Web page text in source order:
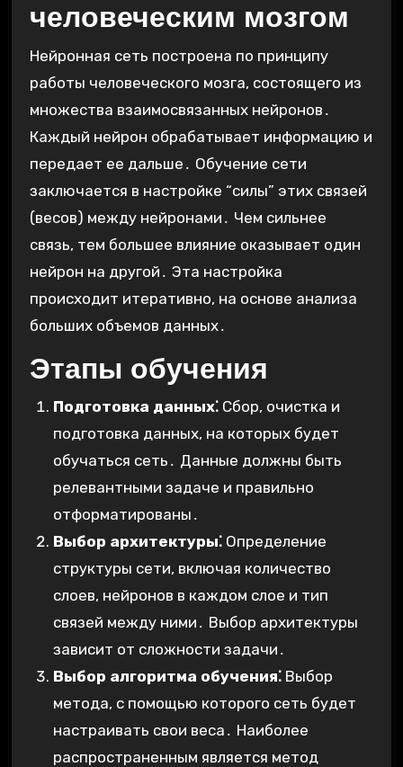
человеческим мозгом
Нейронная сеть построена по принципу
работы человеческого мозга, состоящего из
множества взаимосвязанных нейронов․
Каждый нейрон обрабатывает информацию и
передает ее дальше․ Обучение сети
заключается в настройке “силы” этих связей
(весов) между нейронами․ Чем сильнее
связь, тем большее влияние оказывает один
нейрон на другой․ Эта настройка
происходит итеративно, на основе анализа
больших объемов данных․
Этапы обучения
Подготовка данных⁚Сбор, очистка и
подготовка данных, на которых будет
обучаться сеть․ Данные должны быть
релевантными задаче и правильно
отформатированы․
Выбор архитектуры⁚Определение
структуры сети, включая количество
слоев, нейронов в каждом слое и тип
связей между ними․ Выбор архитектуры
зависит от сложности задачи․
Выбор алгоритма обучения⁚Выбор
метода, с помощью которого сеть будет
настраивать свои веса․ Наиболее
распространенным является метод